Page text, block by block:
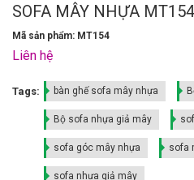
SOFA MÂY NHỰA MT154
Mã sản phẩm: MT154
Liên hệ
Tags: bàn ghế sofa mây nhựa
Bộ sofa nhựa giả mây
sofa góc mây nhựa sofa
sofa nhựa giả mây